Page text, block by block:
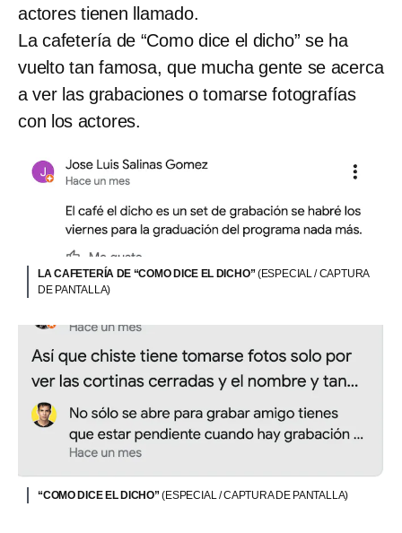
actores tienen llamado.
La cafetería de “Como dice el dicho” se ha
vuelto tan famosa, que mucha gente se acerca
a ver las grabaciones o tomarse fotografías
con los actores.
LA CAFETERÍA DE “COMO DICE EL DICHO”(ESPECIAL / CAPTURA
DE PANTALLA)
“COMO DICE EL DICHO”(ESPECIAL / CAPTURA DE PANTALLA)